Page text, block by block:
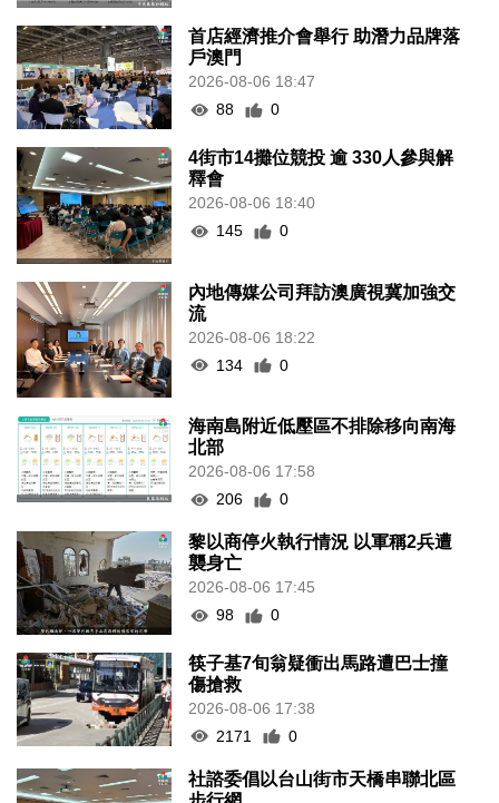
首店經濟推介會舉行 助潛力品牌落
戶澳門
2026-08-06 18:47
88
0
4街市14攤位競投 逾 330人參與解
釋會
2026-08-06 18:40
145
0
內地傳媒公司拜訪澳廣視冀加強交
流
2026-08-06 18:22
134
0
海南島附近低壓區不排除移向南海
北部
2026-08-06 17:58
206
0
黎以商停火執行情況 以軍稱2兵遭
襲身亡
2026-08-06 17:45
98
0
筷子基7旬翁疑衝出馬路遭巴士撞
傷搶救
2026-08-06 17:38
2171
0
社諮委倡以台山街市天橋串聯北區